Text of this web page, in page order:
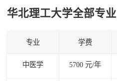
华北理工大学全部专业
专业 学费
中医学 5700 元/年